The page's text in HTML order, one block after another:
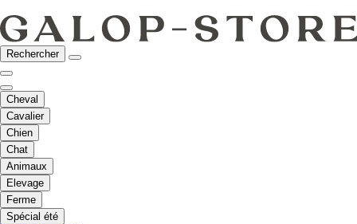
Rechercher
Cheval
Cavalier
Chien
Chat
Animaux
Elevage
Ferme
Spécial été